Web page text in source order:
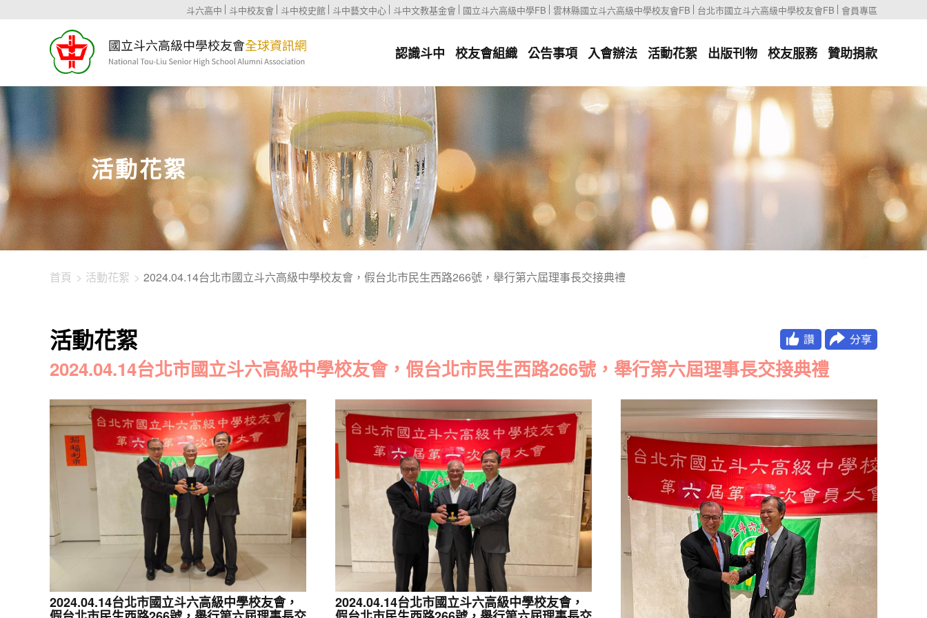
斗六高中 斗中校友會 斗中校史館 斗中藝文中心 斗中文教基金會 國立斗六高級中學FB 雲林縣國立斗六高級中學校友會FB 台北市國立斗六高級中學校友會FB 會員專區
認識斗中 校友會組織 公告事項 入會辦法 活動花絮 出版刊物 校友服務 贊助捐款
活動花絮
首頁 活動花絮 2024.04.14台北市國立斗六高級中學校友會，假台北市民生西路266號，舉行第六屆理事長交接典禮
活動花絮
2024.04.14台北市國立斗六高級中學校友會，假台北市民生西路266號，舉行第六屆理事長交接典禮
2024.04.14台北市國立斗六高級中學校友會， 2024.04.14台北市國立斗六高級中學校友會，